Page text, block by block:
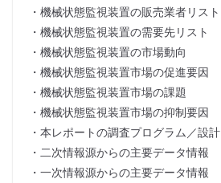
・機械状態監視装置の販売業者リスト
・機械状態監視装置の需要先リスト
・機械状態監視装置の市場動向
・機械状態監視装置市場の促進要因
・機械状態監視装置市場の課題
・機械状態監視装置市場の抑制要因
・本レポートの調査プログラム／設計
・二次情報源からの主要データ情報
・一次情報源からの主要データ情報